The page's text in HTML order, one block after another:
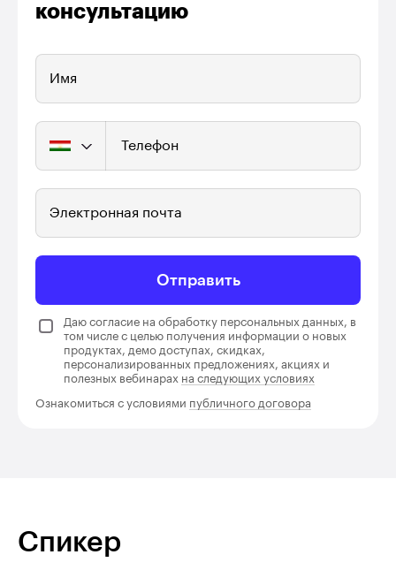
консультацию
Имя
Телефон
Электронная почта
Отправить
Даю согласие на обработку персональных данных, в
том числе с целью получения информации о новых
продуктах, демо доступах, скидках,
персонализированных предложениях, акциях и
полезных вебинарах на следующих условиях
Ознакомиться с условиями публичного договора
Спикер